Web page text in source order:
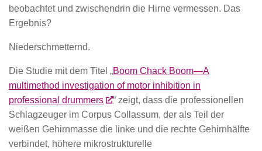
beobachtet und zwischendrin die Hirne vermessen. Das
Ergebnis?
Niederschmetternd.
Die Studie mit dem Titel „Boom Chack Boom—A
multimethod investigation of motor inhibition in
professional drummers
“ zeigt, dass die professionellen
Schlagzeuger im Corpus Collassum, der als Teil der
weißen Gehirnmasse die linke und die rechte Gehirnhälfte
verbindet, höhere mikrostrukturelle